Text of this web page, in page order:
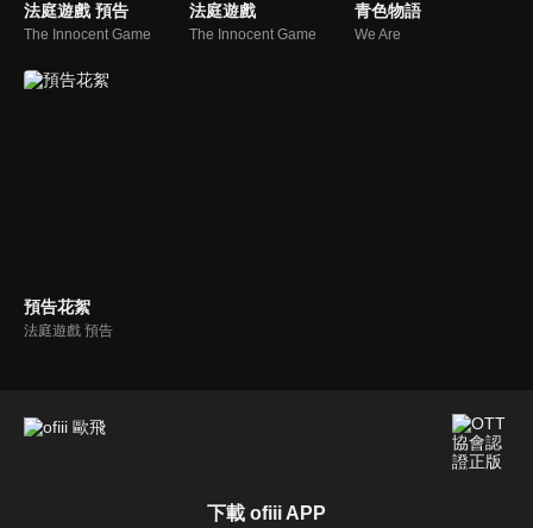
法庭遊戲 預告
The Innocent Game
法庭遊戲
The Innocent Game
青色物語
We Are
預告花絮
法庭遊戲 預告
下載 ofiii APP